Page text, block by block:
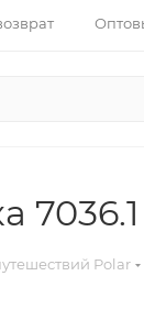
7036.1
Polar